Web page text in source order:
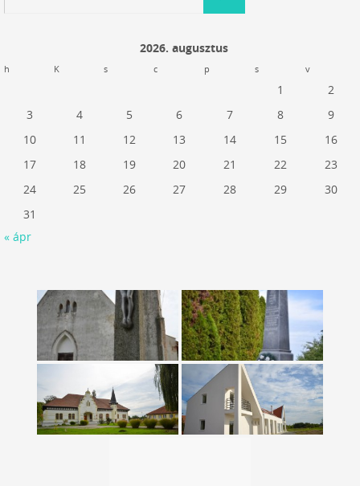
2026. augusztus
h K s c p s v
1
2
3
4 5 6 7 8
9
10
11 12 13 14 15
16
17
18 19 20 21 22
23
24
25 26 27 28 29
30
31
« ápr